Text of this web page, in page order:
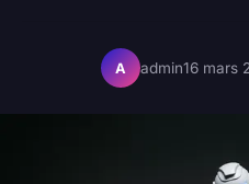
A admin16 mars